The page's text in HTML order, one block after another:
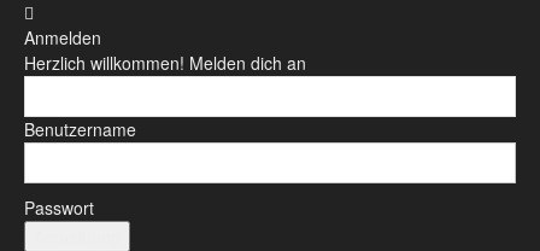
Anmelden
Herzlich willkommen! Melden dich an
Benutzername
Passwort